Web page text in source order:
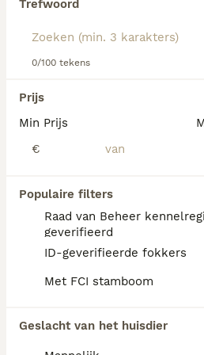
Trefwoord
0/100 tekens
Prijs
Min Prijs
€
Populaire filters
Raad van Beheer
geverifieerd
ID-geverifieerde fokkers
Met FCI stamboom
Geslacht van het huisdier
Lees onzeNoorse Elandhond
We hebben 0 Noorse
Als je toekomstige
exacte zoekopdracht, sla dan
vind jouw
Zoekopdracht
FAQ's
Wat is de
van een Noorse